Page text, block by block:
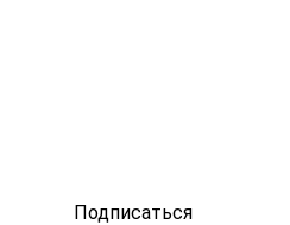
Подписаться